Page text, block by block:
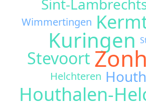
Sint-
Wimmertingen
Kuringen
Stevoort
Helchteren
Houthalen-